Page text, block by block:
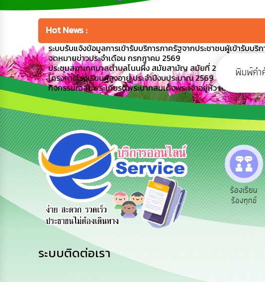
Hot News :
ระบบรับแจ้งข้อมูลการเข้ารับบริการภาครัฐจากประชาชนผู้เข้ารับบริ
จดหมายข่าวประจำเดือน กรกฎาคม 2569
ประชุมสภาเทศบาลตำบลโนนผึ้ง สมัยสามัญ สมัยที่ 2 ครั้งที่ 2
โครงการโรงเรียนผู้สูงอายุ ประจำปีงบประมาณ 2569
กิจกรรมเฉลิมพระเกียรติพระบาทสมเด็จพระเจ้าอยู่หัว เนื่องในโอก
ข้อมูลการ
ติดต่อ
สายด่วนผู้
บริหาร
รับฟังความ
คิดเห็น
ประชาชน
ร้องเรียน
ร้องทุกข์
ระบบติดต่อเรา